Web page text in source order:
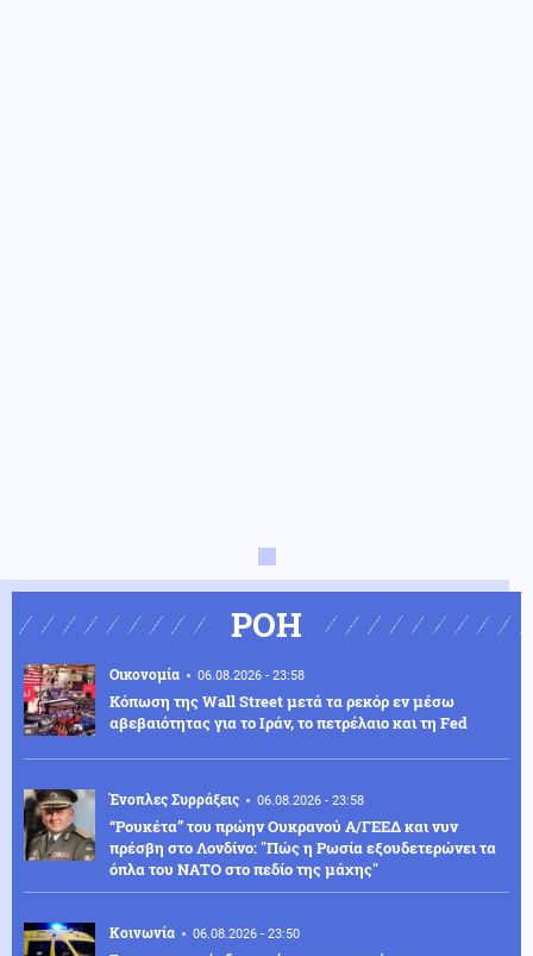
ΡΟΗ
Οικονομία 06.08.2026 - 23:58
Κόπωση της Wall Street μετά τα ρεκόρ εν μέσω
αβεβαιότητας για το Ιράν, το πετρέλαιο και τη Fed
Ένοπλες Συρράξεις 06.08.2026 - 23:58
“Ρουκέτα” του πρώην Ουκρανού Α/ΓΕΕΔ και νυν
πρέσβη στο Λονδίνο: "Πώς η Ρωσία εξουδετερώνει τα
όπλα του ΝΑΤΟ στο πεδίο της μάχης"
Κοινωνία 06.08.2026 - 23:50